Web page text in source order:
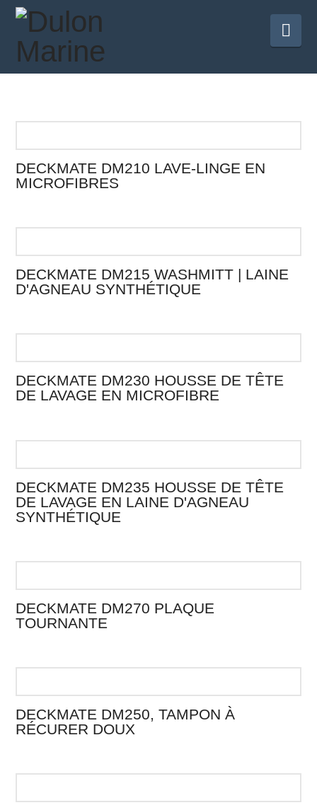
DECKMATE DM210 LAVE-LINGE EN
MICROFIBRES
DECKMATE DM215 WASHMITT | LAINE
D'AGNEAU SYNTHÉTIQUE
DECKMATE DM230 HOUSSE DE TÊTE
DE LAVAGE EN MICROFIBRE
DECKMATE DM235 HOUSSE DE TÊTE
DE LAVAGE EN LAINE D'AGNEAU
SYNTHÉTIQUE
DECKMATE DM270 PLAQUE
TOURNANTE
DECKMATE DM250, TAMPON À
RÉCURER DOUX